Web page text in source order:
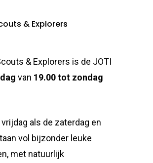
& Explorers
& Explorers is de JOTI
van 19.00 tot zondag
als de zaterdag en
vol bijzonder leuke
met natuurlijk